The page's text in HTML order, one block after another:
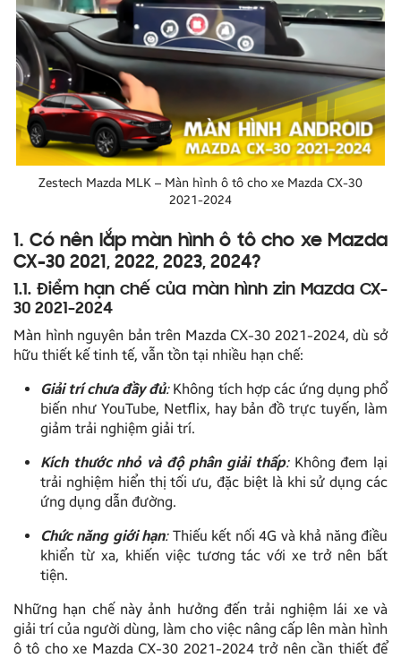
Zestech Mazda MLK – Màn hình ô tô cho xe Mazda CX-30
2021-2024
1. Có nên lắp màn hình ô tô cho xe Mazda
CX-30 2021, 2022, 2023, 2024?
1.1. Điểm hạn chế của màn hình zin Mazda CX-
30 2021-2024
Màn hình nguyên bản trên Mazda CX-30 2021-2024, dù sở
hữu thiết kế tinh tế, vẫn tồn tại nhiều hạn chế:
Giải trí chưa đầy đủ:Không tích hợp các ứng dụng phổ
biến như YouTube, Netflix, hay bản đồ trực tuyến, làm
giảm trải nghiệm giải trí.
Kích thước nhỏ và độ phân giải thấp:Không đem lại
trải nghiệm hiển thị tối ưu, đặc biệt là khi sử dụng các
ứng dụng dẫn đường.
Chức năng giới hạn:Thiếu kết nối 4G và khả năng điều
khiển từ xa, khiến việc tương tác với xe trở nên bất
tiện.
Những hạn chế này ảnh hưởng đến trải nghiệm lái xe và
giải trí của người dùng, làm cho việc nâng cấp lên màn hình
ô tô cho xe Mazda CX-30 2021-2024 trở nên cần thiết để